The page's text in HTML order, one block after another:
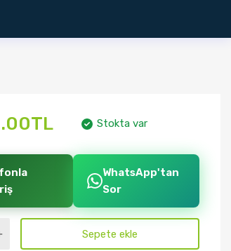
Stokta var
WhatsApp'tan
Sor
Sepete ekle